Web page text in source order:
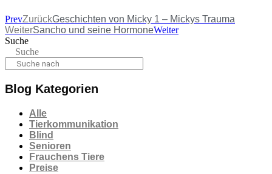
PrevZurückGeschichten von Micky 1 – Mickys Trauma
WeiterSancho und seine HormoneWeiter
Suche
Suche
Blog Kategorien
Alle
Tierkommunikation
Blind
Senioren
Frauchens Tiere
Preise